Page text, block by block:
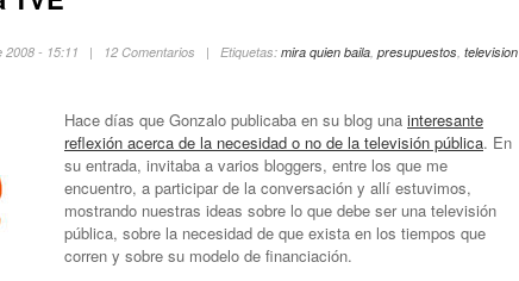
2008 - 15:11 | 12 Comentarios | Etiquetas: mira quien baila, presupuestos, television
Hace días que Gonzalo publicaba en su blog una interesante
reflexión acerca de la necesidad o no de la televisión pública. En
su entrada, invitaba a varios bloggers, entre los que me
encuentro, a participar de la conversación y allí estuvimos,
mostrando nuestras ideas sobre lo que debe ser una televisión
pública, sobre la necesidad de que exista en los tiempos que
corren y sobre su modelo de financiación.